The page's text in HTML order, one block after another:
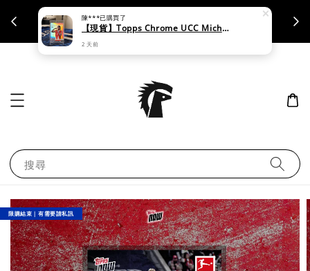
支援刷卡｜皆開立統一發票
搜尋
限購結束｜有需要請私訊
陳***已購買了
【現貨】Topps Chrome UCC Michael Olise
2 天前